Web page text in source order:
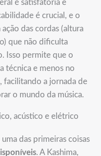
é satisfatória e
é crucial, e o
das cordas (altura
que não dificulta
Isso permite que o
técnica e menos no
facilitando a jornada de
o mundo da música.
acústico e elétrico
das primeiras coisas
. A Kashima,